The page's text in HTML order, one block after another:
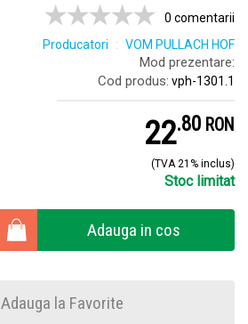
0 comentarii
Producatori
VOM PULLACH HOF
Mod prezentare:
Cod produs: vph-1301.1
22.8 RON
(TVA 21% inclus)
Stoc limitat
Adauga in cos
Adauga la Favorite